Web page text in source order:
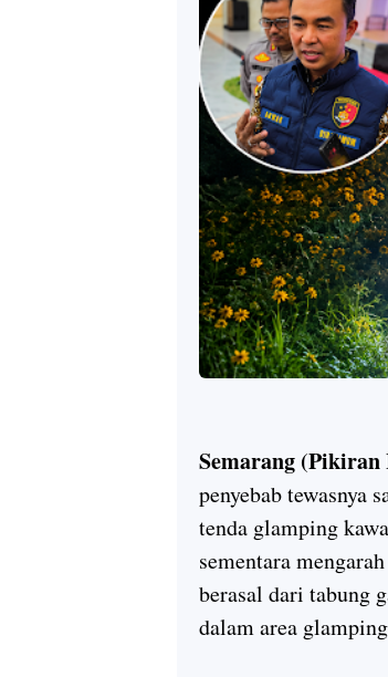
Semarang (Pikiran
penyebab tewasnya
tenda glamping
sementara
berasal dari tabung
dalam area